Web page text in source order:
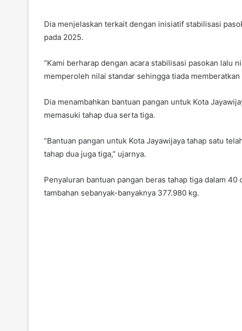
Dia menjelaskan terkait dengan inisiatif stabilisasi
pada 2025.
“Kami berharap dengan acara stabilisasi pasokan lalu
memperoleh nilai standar sehingga tiada memberatkan
Dia menambahkan bantuan pangan untuk Kota
memasuki tahap dua serta tiga.
“Bantuan pangan untuk Kota Jayawijaya tahap satu
tahap dua juga tiga,” ujarnya.
Penyaluran bantuan pangan beras tahap tiga dalam
tambahan sebanyak-banyaknya 377.980 kg.